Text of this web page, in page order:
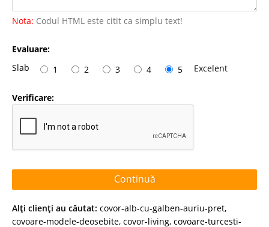
Nota: Codul HTML este citit ca simplu text!
Evaluare:
Slab
1 2 3 4 5 Excelent
Verificare:
Continuă
Alţi clienţi au căutat: covor-alb-cu-galben-auriu-pret,
covoare-modele-deosebite, covor-living, covoare-turcesti-